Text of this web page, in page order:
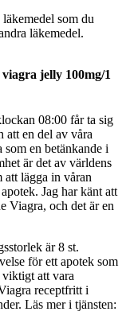
som du
läkemedel.
jelly 100mg/1
08:00 får ta sig
att en del av våra
en betänkande i
är det av världens
lägga in våran
Jag har känt att
Viagra, och det är en
är 8 st.
för ett apotek som
att vara
receptfritt i
Läs mer i tjänsten: